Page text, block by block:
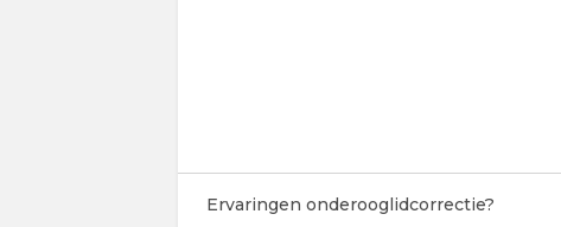
Ervaringen onderooglidcorrectie?